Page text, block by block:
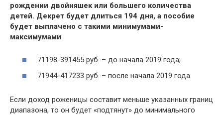
рождении двойняшек или большего количества
детей. Декрет будет длиться 194 дня, а пособие
будет выплачено с такими минимумами-
максимумами:
71198-391455 руб. – до начала 2019 года;
71944-417233 руб. – после начала 2019 года.
Если доход роженицы составит меньше указанных границ
диапазона, то он будет «подтянут» до минимального